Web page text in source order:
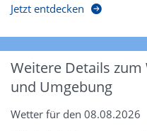
Jetzt entdecken
Weitere Details
und Umgebung
Wetter für den 08.08.2026